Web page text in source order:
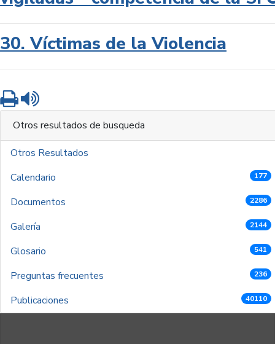
30. Víctimas de la Violencia
Imprimir
Otros resultados de busqueda
Otros Resultados
Calendario
177
Documentos 2286
Galería 2144
Glosario 541
Preguntas frecuentes 236
Publicaciones 40110